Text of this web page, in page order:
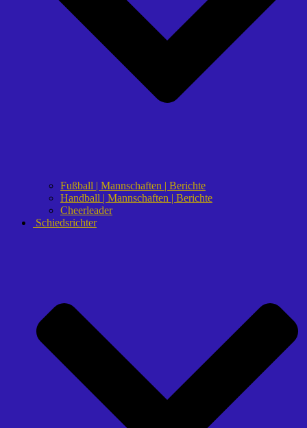
Fußball | Mannschaften | Berichte
Handball | Mannschaften | Berichte
Cheerleader
Schiedsrichter